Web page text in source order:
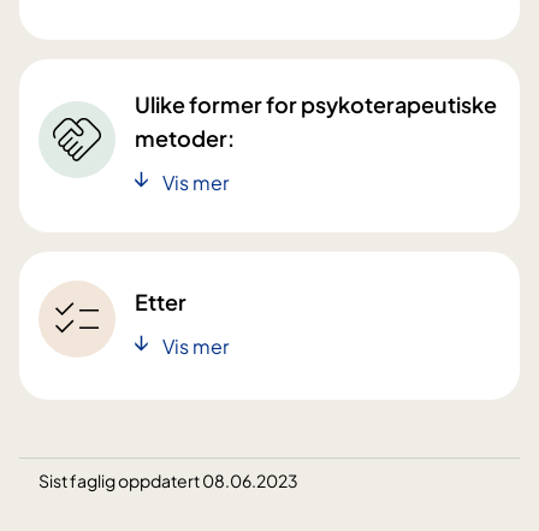
Ulike former for psykoterapeutiske
metoder:
Vis mer
Etter
Vis mer
Sist faglig oppdatert 08.06.2023